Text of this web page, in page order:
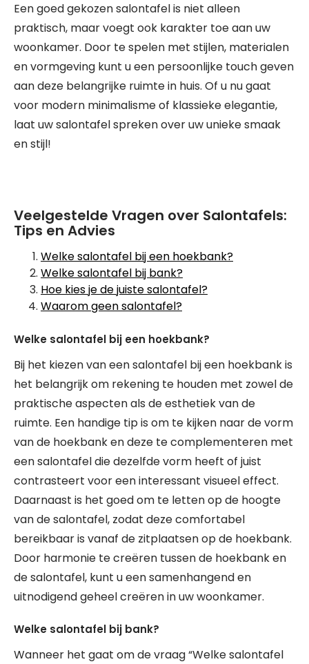
Een goed gekozen salontafel is niet alleen
praktisch, maar voegt ook karakter toe aan uw
woonkamer. Door te spelen met stijlen, materialen
en vormgeving kunt u een persoonlijke touch geven
aan deze belangrijke ruimte in huis. Of u nu gaat
voor modern minimalisme of klassieke elegantie,
laat uw salontafel spreken over uw unieke smaak
en stijl!
Veelgestelde Vragen over Salontafels:
Tips en Advies
Welke salontafel bij een hoekbank?
Welke salontafel bij bank?
Hoe kies je de juiste salontafel?
Waarom geen salontafel?
Welke salontafel bij een hoekbank?
Bij het kiezen van een salontafel bij een hoekbank is
het belangrijk om rekening te houden met zowel de
praktische aspecten als de esthetiek van de
ruimte. Een handige tip is om te kijken naar de vorm
van de hoekbank en deze te complementeren met
een salontafel die dezelfde vorm heeft of juist
contrasteert voor een interessant visueel effect.
Daarnaast is het goed om te letten op de hoogte
van de salontafel, zodat deze comfortabel
bereikbaar is vanaf de zitplaatsen op de hoekbank.
Door harmonie te creëren tussen de hoekbank en
de salontafel, kunt u een samenhangend en
uitnodigend geheel creëren in uw woonkamer.
Welke salontafel bij bank?
Wanneer het gaat om de vraag “Welke salontafel